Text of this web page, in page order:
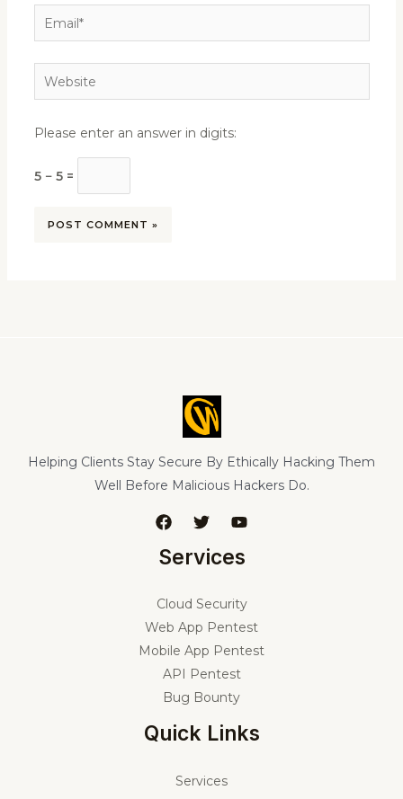
Email*
Website
Please enter an answer in digits:
5 − 5 =
Helping Clients Stay Secure By Ethically Hacking Them
Well Before Malicious Hackers Do.
Services
Cloud Security
Web App Pentest
Mobile App Pentest
API Pentest
Bug Bounty
Quick Links
Services